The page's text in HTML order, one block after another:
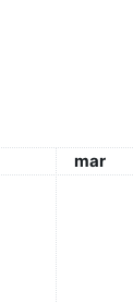
martes
mar